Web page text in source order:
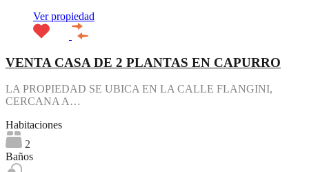
Ver propiedad
VENTA CASA DE 2 PLANTAS EN CAPURRO
LA PROPIEDAD SE UBICA EN LA CALLE FLANGINI,
CERCANA A…
Habitaciones
2
Baños